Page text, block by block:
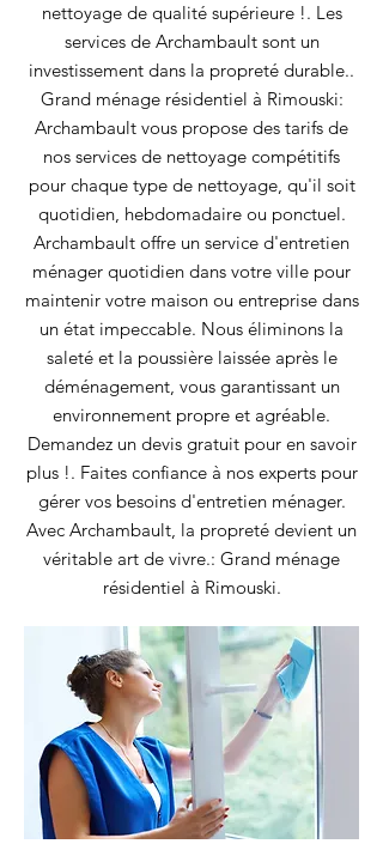
nettoyage de qualité supérieure !. Les
services de Archambault sont un
investissement dans la propreté durable..
Grand ménage résidentiel à Rimouski:
Archambault vous propose des tarifs de
nos services de nettoyage compétitifs
pour chaque type de nettoyage, qu'il soit
quotidien, hebdomadaire ou ponctuel.
Archambault offre un service d'entretien
ménager quotidien dans votre ville pour
maintenir votre maison ou entreprise dans
un état impeccable. Nous éliminons la
saleté et la poussière laissée après le
déménagement, vous garantissant un
environnement propre et agréable.
Demandez un devis gratuit pour en savoir
plus !. Faites confiance à nos experts pour
gérer vos besoins d'entretien ménager.
Avec Archambault, la propreté devient un
véritable art de vivre.: Grand ménage
résidentiel à Rimouski.